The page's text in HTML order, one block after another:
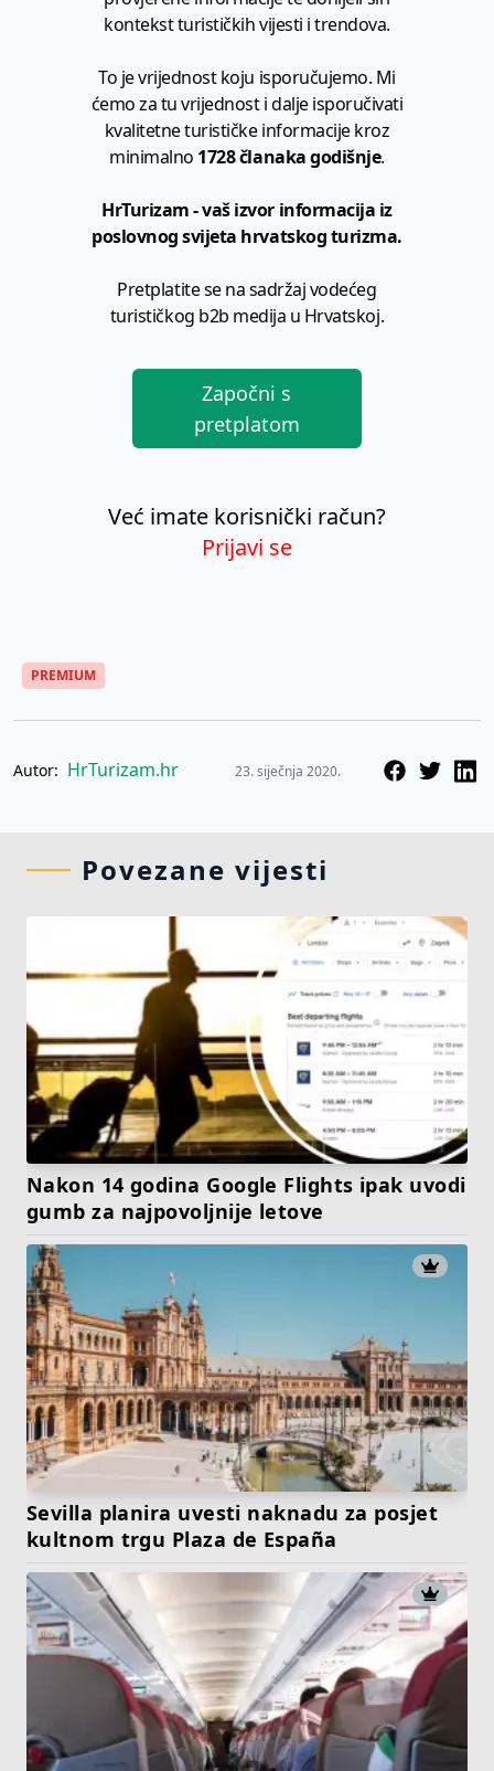
kontekst turističkih vijesti i trendova.
To je vrijednost koju isporučujemo. Mi
ćemo za tu vrijednost i dalje isporučivati
kvalitetne turističke informacije kroz
minimalno 1728 članaka godišnje.
HrTurizam - vaš izvor informacija iz
poslovnog svijeta hrvatskog turizma.
Pretplatite se na sadržaj vodećeg
turističkog b2b medija u Hrvatskoj.
Započni s
pretplatom
Već imate korisnički račun?
Prijavi se
PREMIUM
Autor: HrTurizam.hr 23. siječnja 2020.
Povezane vijesti
Nakon 14 godina Google Flights ipak uvodi
gumb za najpovoljnije letove
Sevilla planira uvesti naknadu za posjet
kultnom trgu Plaza de España